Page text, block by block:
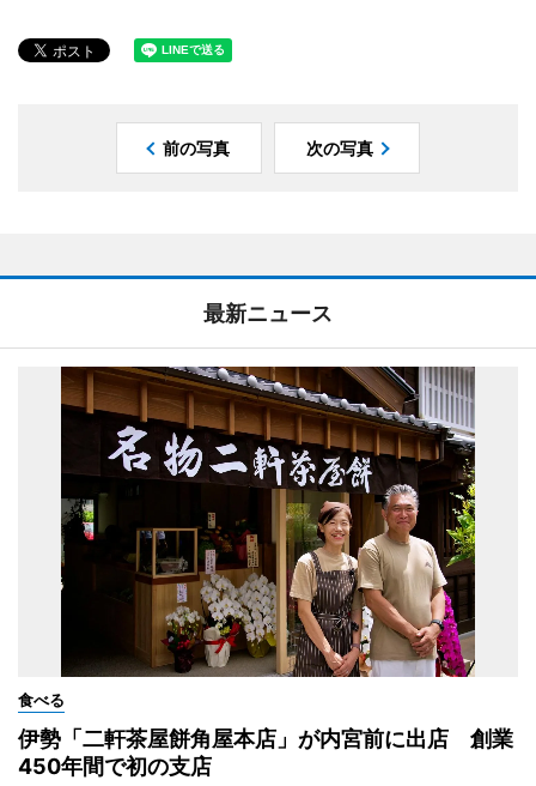
前の写真 次の写真
最新ニュース
食べる
伊勢「二軒茶屋餅角屋本店」が内宮前に出店 創業
450年間で初の支店